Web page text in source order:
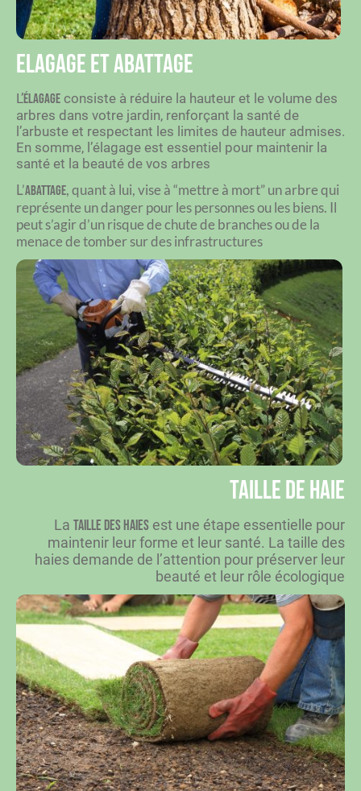
Elagage et abattage
L’élagage consiste à réduire la hauteur et le volume des
arbres dans votre jardin, renforçant la santé de
l’arbuste et respectant les limites de hauteur admises.
En somme, l’élagage est essentiel pour maintenir la
santé et la beauté de vos arbres
L’abattage, quant à lui, vise à “mettre à mort” un arbre qui
représente un danger pour les personnes ou les biens. Il
peut s’agir d’un risque de chute de branches ou de la
menace de tomber sur des infrastructures
Taille de haie
La taille des haies est une étape essentielle pour
maintenir leur forme et leur santé. La taille des
haies demande de l’attention pour préserver leur
beauté et leur rôle écologique